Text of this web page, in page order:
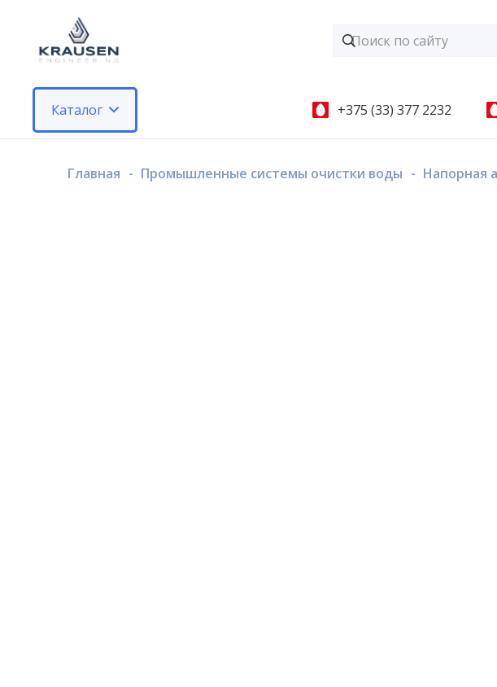
Каталог +375 (33) 377 2232
Главная - Промышленные системы очистки воды - Напорная